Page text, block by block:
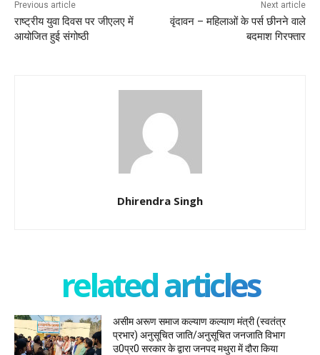
Previous article
राष्ट्रीय युवा दिवस पर जीएलए में
आयोजित हुई संगोष्ठी
Next article
वृंदावन – महिलाओं के पर्स छीनने वाले
बदमाश गिरफ्तार
Dhirendra Singh
related articles
असीम अरूण समाज कल्याण कल्याण मंत्री (स्वतंत्र
प्रभार) अनुसूचित जाति/अनुसूचित जनजाति विभाग
उ0प्र0 सरकार के द्वारा जनपद मथुरा में दौरा किया